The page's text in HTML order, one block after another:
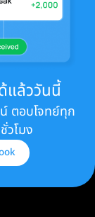
แล้ววันนี้
ตอบโจทย์ทุก
วโมง